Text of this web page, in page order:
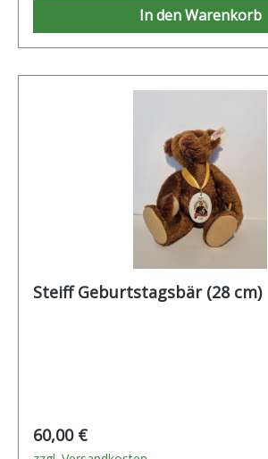
In den Warenkorb
Steiff Geburtstagsbär (28 cm)
Regulärer Preis:
60,00 €